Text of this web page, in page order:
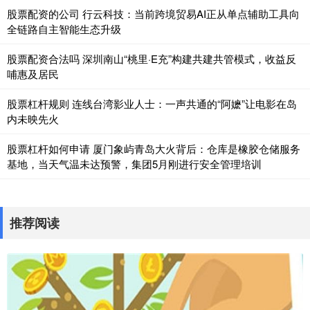
股票配资的公司 行云科技：当前跨境贸易AI正从单点辅助工具向
全链路自主智能生态升级
股票配资合法吗 深圳南山“桃里·E充”构建共建共管模式，收益反
哺惠及居民
股票杠杆规则 连线台湾影业人士：一声共通的“阿嬷”让电影在岛
内未映先火
股票杠杆如何申请 厦门象屿青岛大火背后：仓库是橡胶仓储服务
基地，当天气温未达预警，集团5月刚进行安全管理培训
推荐阅读